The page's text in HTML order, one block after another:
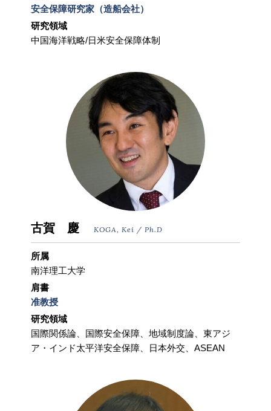
安全保障研究家（造船会社）
研究領域
中国海洋戦略/日米安全保障体制
古賀 慶 KOGA, Kei / Ph.D
所属
南洋理工大学
肩書
准教授
研究領域
国際関係論、国際安全保障、地域制度論、東アジ
ア・インド太平洋安全保障、日本外交、ASEAN